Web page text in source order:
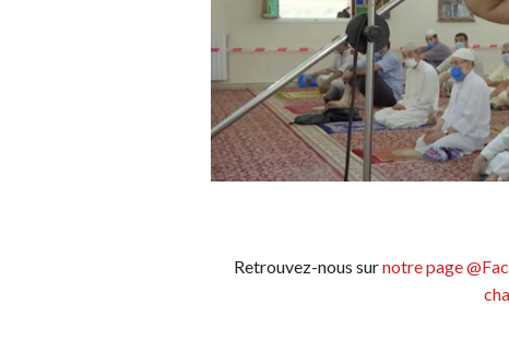
Retrouvez-nous surnotre page